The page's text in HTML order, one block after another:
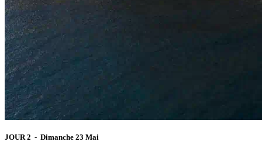
JOUR 2 - Dimanche 23 Mai